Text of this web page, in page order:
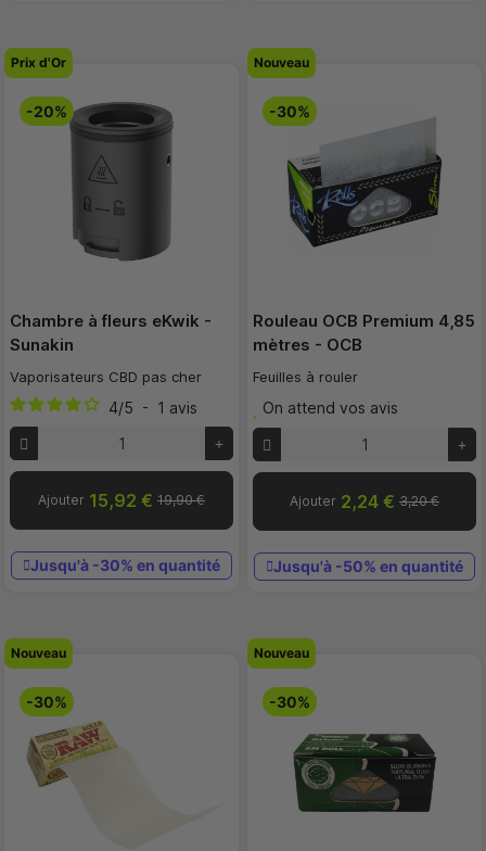
Prix d'Or
-20%
Chambre à fleurs eKwik -
Sunakin
Vaporisateurs CBD pas cher
4/5 - 1 avis
Ajouter 15,92 € 19,90 €
Jusqu'à -30% en quantité
Nouveau
-30%
Rouleau OCB Premium 4,85
mètres - OCB
Feuilles à rouler
On attend vos avis
Ajouter 2,24 € 3,20 €
Jusqu'à -50% en quantité
Nouveau
-30%
Nouveau
-30%